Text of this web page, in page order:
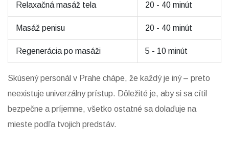
Relaxačná masáž tela 20 - 40 minút
Masáž penisu 20 - 40 minút
Regenerácia po masáži 5 - 10 minút
Skúsený personál v Prahe chápe, že každý je iný – preto
neexistuje univerzálny prístup. Dôležité je, aby si sa cítil
bezpečne a príjemne, všetko ostatné sa dolaďuje na
mieste podľa tvojich predstáv.